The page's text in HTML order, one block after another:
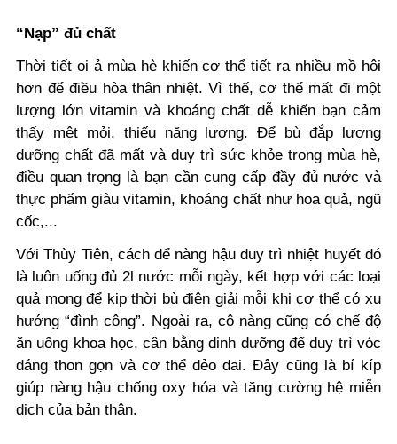
“Nạp” đủ chất
Thời tiết oi ả mùa hè khiến cơ thể tiết ra nhiều mồ hôi
hơn để điều hòa thân nhiệt. Vì thế, cơ thể mất đi một
lượng lớn vitamin và khoáng chất dễ khiến bạn cảm
thấy mệt mỏi, thiếu năng lượng. Để bù đắp lượng
dưỡng chất đã mất và duy trì sức khỏe trong mùa hè,
điều quan trọng là bạn cần cung cấp đầy đủ nước và
thực phẩm giàu vitamin, khoáng chất như hoa quả, ngũ
cốc,...
Với Thùy Tiên, cách để nàng hậu duy trì nhiệt huyết đó
là luôn uống đủ 2l nước mỗi ngày, kết hợp với các loại
quả mọng để kịp thời bù điện giải mỗi khi cơ thể có xu
hướng “đình công”. Ngoài ra, cô nàng cũng có chế độ
ăn uống khoa học, cân bằng dinh dưỡng để duy trì vóc
dáng thon gọn và cơ thể dẻo dai. Đây cũng là bí kíp
giúp nàng hậu chống oxy hóa và tăng cường hệ miễn
dịch của bản thân.